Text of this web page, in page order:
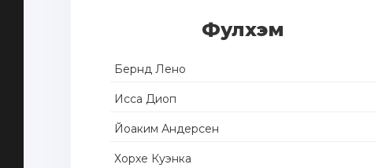
Фулхэм
Бернд Лено
Исса Диоп
Йоаким Андерсен
Хорхе Куэнка